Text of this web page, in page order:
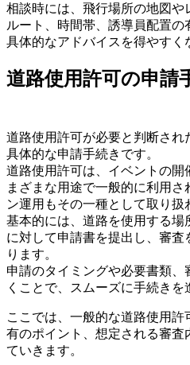
相談時には、飛行場所の地図
ルート、時間帯、誘導員配置の
具体的なアドバイスを得やすく
道路使用許可の申請
道路使用許可が必要と判断さ
具体的な申請手続きです。
道路使用許可は、イベントの開
まざまな用途で一般的に利用
ン運用もその一種として取り扱
基本的には、道路を使用する
に対して申請書を提出し、審
ります。
申請のタイミングや必要書類
くことで、スムーズに手続きを
ここでは、一般的な道路使用
有のポイント、想定される審査
ていきます。